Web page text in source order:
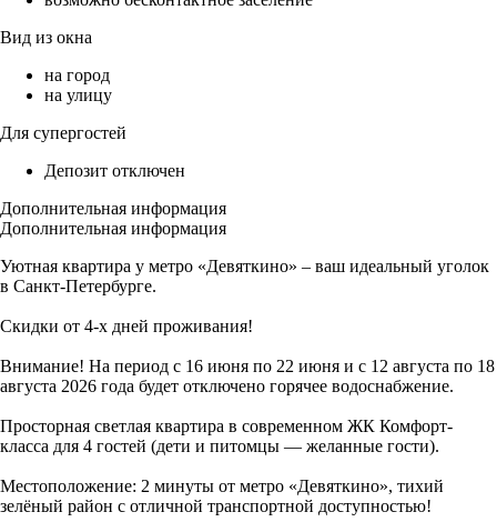
Вид из окна
на город
на улицу
Для супергостей
Депозит отключен
Дополнительная информация
Дополнительная информация
Уютная квартира у метро «Девяткино» – ваш идеальный уголок
в Санкт-Петербурге.
Скидки от 4-х дней проживания!
Внимание! На период с 16 июня по 22 июня и с 12 августа по 18
августа 2026 года будет отключено горячее водоснабжение.
Просторная светлая квартира в современном ЖК Комфорт-
класса для 4 гостей (дети и питомцы — желанные гости).
Местоположение: 2 минуты от метро «Девяткино», тихий
зелёный район с отличной транспортной доступностью!